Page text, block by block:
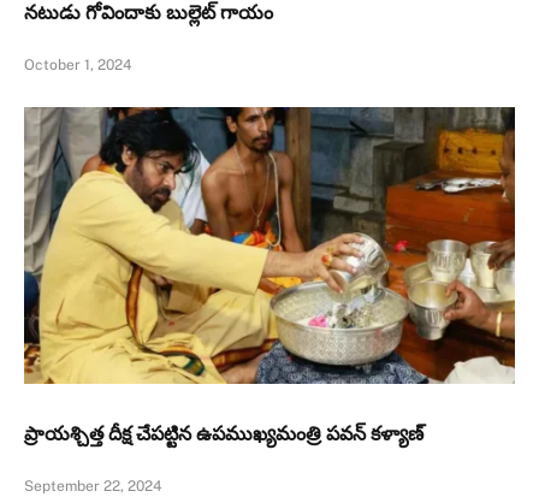
నటుడు గోవిందాకు బుల్లెట్ గాయం
October 1, 2024
ప్రాయశ్చిత్త దీక్ష చేపట్టిన ఉపముఖ్యమంత్రి పవన్ కళ్యాణ్
September 22, 2024